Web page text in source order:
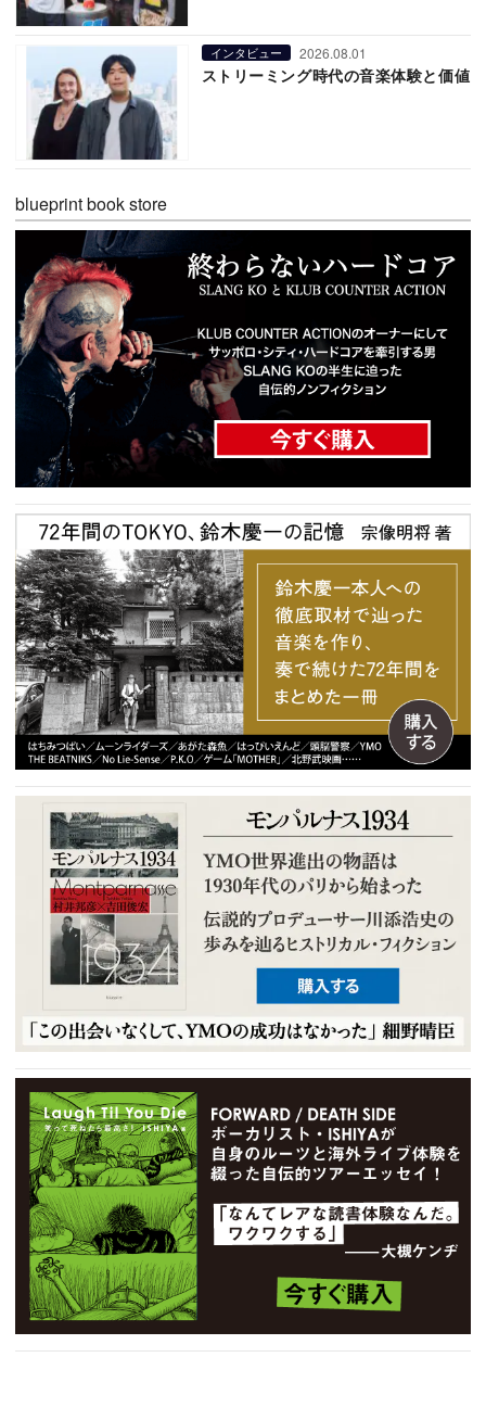
インタビュー 2026.08.01
ストリーミング時代の音楽体験と価値
blueprint book store